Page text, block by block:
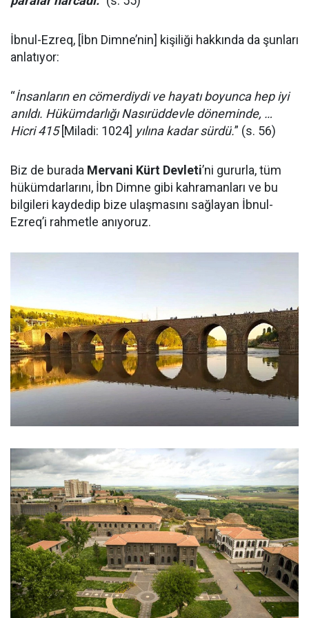
İbnul-Ezreq, [İbn Dimne’nin] kişiliği hakkında da şunları
anlatıyor:
“İnsanların en cömerdiydi ve hayatı boyunca hep iyi
anıldı. Hükümdarlığı Nasırüddevle döneminde, …
Hicri 415[Miladi: 1024] yılına kadar sürdü.” (s. 56)
Biz de burada Mervani Kürt Devleti’ni gururla, tüm
hükümdarlarını, İbn Dimne gibi kahramanları ve bu
bilgileri kaydedip bize ulaşmasını sağlayan İbnul-
Ezreq’i rahmetle anıyoruz.